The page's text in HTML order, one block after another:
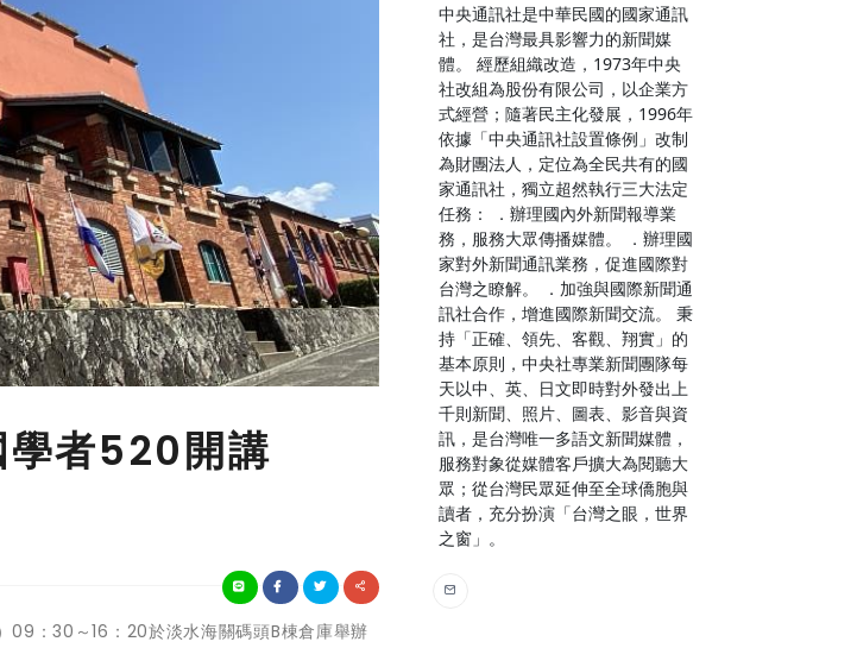
者520開講
：30～16：20於淡水海關碼頭B棟倉庫舉辦
中央通訊社是中華民國的國家通訊
社，是台灣最具影響力的新聞媒
體。 經歷組織改造，1973年中央
社改組為股份有限公司，以企業方
式經營；隨著民主化發展，1996年
依據「中央通訊社設置條例」改制
為財團法人，定位為全民共有的國
家通訊社，獨立超然執行三大法定
任務： ．辦理國內外新聞報導業
務，服務大眾傳播媒體。 ．辦理國
家對外新聞通訊業務，促進國際對
台灣之瞭解。 ．加強與國際新聞通
訊社合作，增進國際新聞交流。 秉
持「正確、領先、客觀、翔實」的
基本原則，中央社專業新聞團隊每
天以中、英、日文即時對外發出上
千則新聞、照片、圖表、影音與資
訊，是台灣唯一多語文新聞媒體，
服務對象從媒體客戶擴大為閱聽大
眾；從台灣民眾延伸至全球僑胞與
讀者，充分扮演「台灣之眼，世界
之窗」。